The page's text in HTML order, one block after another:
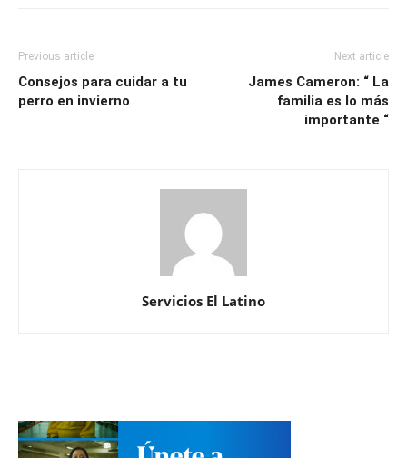
Previous article
Consejos para cuidar a tu
perro en invierno
Next article
James Cameron: “ La
familia es lo más
importante “
Servicios El Latino